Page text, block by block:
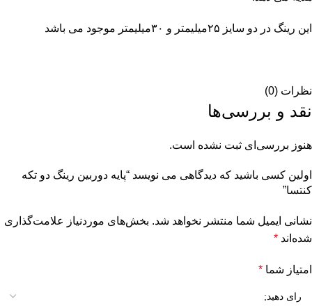
این رینگ در دو سایز ۲۵میلیمتر و ۳۰میلیمتر موجود می باشد
نظرات (0)
نقد و بررسی‌ها
هنوز بررسی‌ای ثبت نشده است.
اولین کسی باشید که دیدگاهی می نویسد “پایه دوربین رینگ دو تکه
کنتسا”
نشانی ایمیل شما منتشر نخواهد شد. بخش‌های موردنیاز علامت‌گذاری
شده‌اند *
امتیاز شما *